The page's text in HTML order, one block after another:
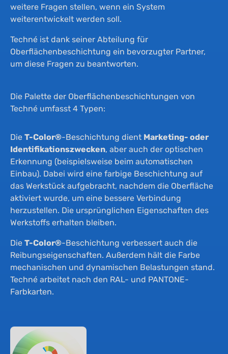
weitere Fragen stellen, wenn ein System
weiterentwickelt werden soll.
Techné ist dank seiner Abteilung für
Oberflächenbeschichtung ein bevorzugter Partner,
um diese Fragen zu beantworten.
Die Palette der Oberflächenbeschichtungen von
Techné umfasst 4 Typen:
Die T-Color®-Beschichtung dient Marketing- oder
Identifikationszwecken, aber auch der optischen
Erkennung (beispielsweise beim automatischen
Einbau). Dabei wird eine farbige Beschichtung auf
das Werkstück aufgebracht, nachdem die Oberfläche
aktiviert wurde, um eine bessere Verbindung
herzustellen. Die ursprünglichen Eigenschaften des
Werkstoffs erhalten bleiben.
Die T-Color®-Beschichtung verbessert auch die
Reibungseigenschaften. Außerdem hält die Farbe
mechanischen und dynamischen Belastungen stand.
Techné arbeitet nach den RAL- und PANTONE-
Farbkarten.